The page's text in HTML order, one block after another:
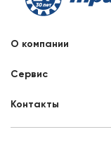
О компании
Сервис
Контакты